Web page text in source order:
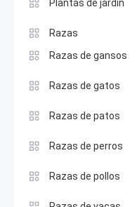
Plantas de jardín
Razas
Razas de gansos
Razas de gatos
Razas de patos
Razas de perros
Razas de pollos